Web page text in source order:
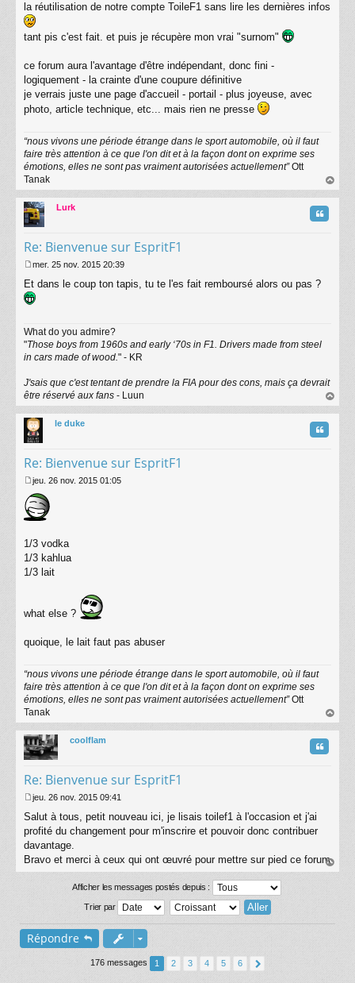
g
e
la réutilisation de notre compte ToileF1 sans lire les dernières infos
tant pis c'est fait. et puis je récupère mon vrai "surnom"
ce forum aura l'avantage d'être indépendant, donc fini -
logiquement - la crainte d'une coupure définitive
je verrais juste une page d'accueil - portail - plus joyeuse, avec
photo, article technique, etc... mais rien ne presse
“nous vivons une période étrange dans le sport automobile, où il faut
faire très attention à ce que l'on dit et à la façon dont on exprime ses
émotions, elles ne sont pas vraiment autorisées actuellement”Ott
Tanak
au
Lurk
Re: Bienvenue sur EspritF1
Citation
e
s
g
e
mer. 25 nov. 2015 20:39
Et dans le coup ton tapis, tu te l'es fait remboursé alors ou pas ?
What do you admire?
"Those boys from 1960s and early ‘70s in F1. Drivers made from steel
in cars made of wood." - KR
J'sais que c'est tentant de prendre la FIA pour des cons, mais ça devrait
être réservé aux fans - Luun
au
le duke
Re: Bienvenue sur EspritF1
Citation
e
s
g
e
jeu. 26 nov. 2015 01:05
1/3 vodka
1/3 kahlua
1/3 lait
what else ?
quoique, le lait faut pas abuser
“nous vivons une période étrange dans le sport automobile, où il faut
faire très attention à ce que l'on dit et à la façon dont on exprime ses
émotions, elles ne sont pas vraiment autorisées actuellement”Ott
Tanak
au
coolflam
Re: Bienvenue sur EspritF1
Citation
e
s
s
g
jeu. 26 nov. 2015 09:41
Salut à tous, petit nouveau ici, je lisais toilef1 à l'occasion et j'ai
profité du changement pour m'inscrire et pouvoir donc contribuer
davantage.
Bravo et merci à ceux qui ont œuvré pour mettre sur pied ce forum
au
Afficher les messages postés depuis :
Trier par
Répondre
176 messages 1 2 3 4 5 6